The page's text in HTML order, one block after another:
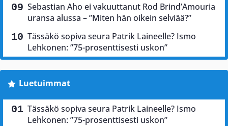
Sebastian Aho ei vakuuttanut Rod Brind’Amouria
uransa alussa – ”Miten hän oikein selviää?”
Tässäkö sopiva seura Patrik Laineelle? Ismo
Lehkonen: ”75-prosenttisesti uskon”
Luetuimmat
Tässäkö sopiva seura Patrik Laineelle? Ismo
Lehkonen: ”75-prosenttisesti uskon”